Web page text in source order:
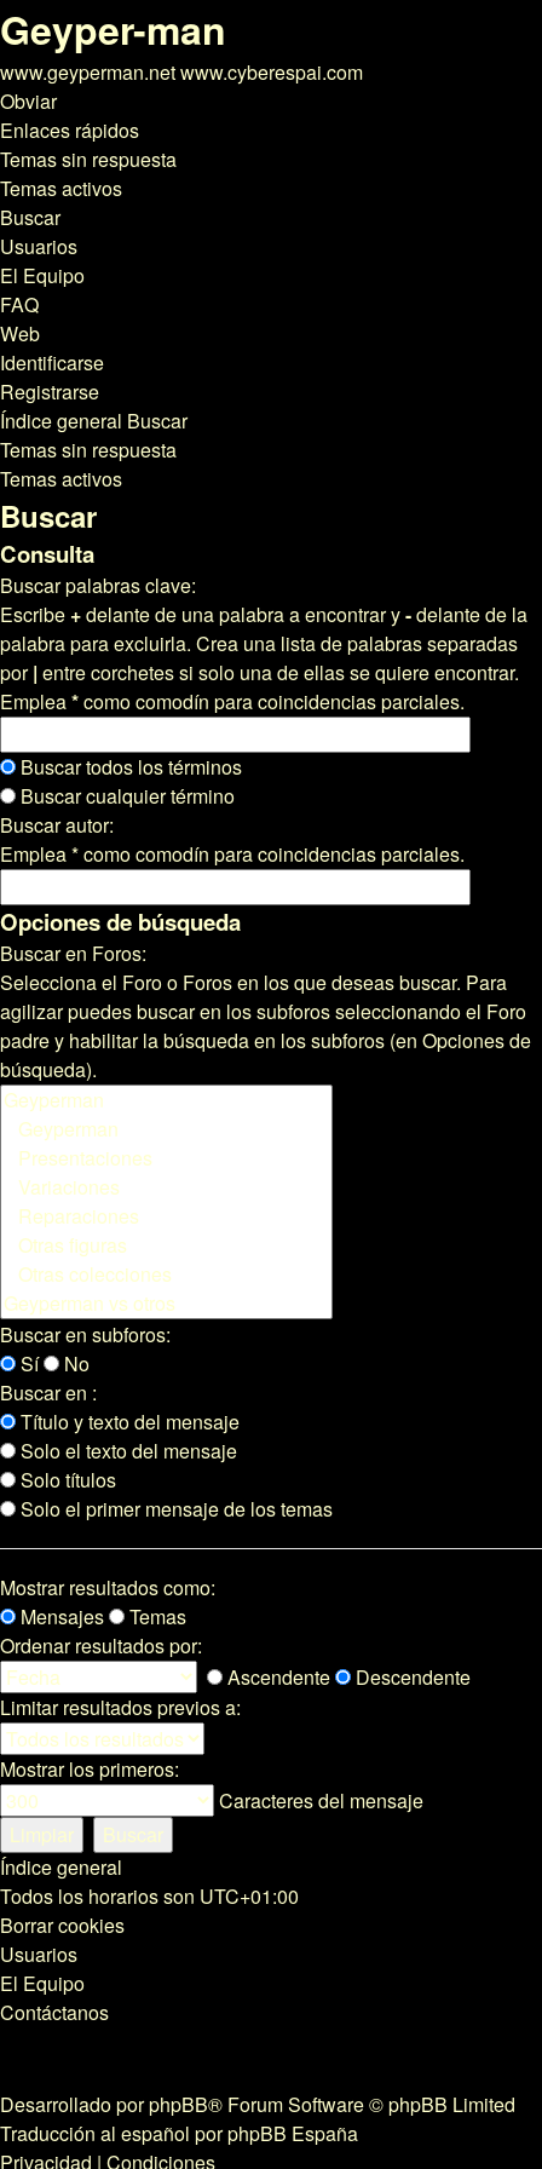
Geyper-man
www.geyperman.net www.cyberespai.com
Obviar
Enlaces rápidos
Temas sin respuesta
Temas activos
Buscar
Usuarios
El Equipo
FAQ
Web
Identificarse
Registrarse
Índice general Buscar
Temas sin respuesta
Temas activos
Buscar
Consulta
Buscar palabras clave:
Escribe +delante de una palabra a encontrar y-delante de la
palabra para excluirla. Crea una lista de palabras separadas
por| entre corchetes si solo una de ellas se quiere encontrar.
Emplea*como comodín para coincidencias parciales.
Buscar todos los términos
Buscar cualquier término
Buscar autor:
Emplea * como comodín para coincidencias parciales.
Opciones de búsqueda
Buscar en Foros:
Selecciona el Foro o Foros en los que deseas buscar. Para
agilizar puedes buscar en los subforos seleccionando el Foro
padre y habilitar la búsqueda en los subforos (en Opciones de
búsqueda).
Buscar en subforos:
Sí
No
Buscar en :
Título y texto del mensaje
Solo el texto del mensaje
Solo títulos
Solo el primer mensaje de los temas
Mostrar resultados como:
Mensajes
Temas
Ordenar resultados por:
Ascendente
Descendente
Limitar resultados previos a:
Mostrar los primeros:
Caracteres del mensaje
Índice general
Todos los horarios son UTC+01:00
Borrar cookies
Usuarios
El Equipo
Contáctanos
Desarrollado porphpBB® Forum Software © phpBB Limited
Traducción al español porphpBB España
Privacidad | Condiciones